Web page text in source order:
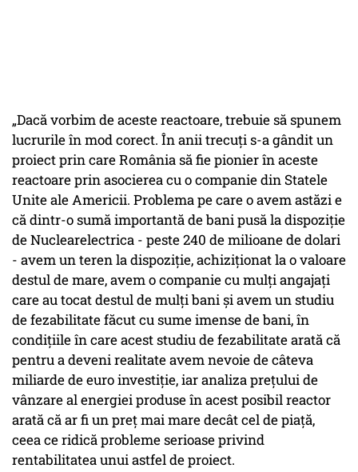
„Dacă vorbim de aceste reactoare, trebuie să spunem
lucrurile în mod corect. În anii trecuți s-a gândit un
proiect prin care România să fie pionier în aceste
reactoare prin asocierea cu o companie din Statele
Unite ale Americii. Problema pe care o avem astăzi e
că dintr-o sumă importantă de bani pusă la dispoziție
de Nuclearelectrica - peste 240 de milioane de dolari
- avem un teren la dispoziție, achiziționat la o valoare
destul de mare, avem o companie cu mulți angajați
care au tocat destul de mulți bani și avem un studiu
de fezabilitate făcut cu sume imense de bani, în
condițiile în care acest studiu de fezabilitate arată că
pentru a deveni realitate avem nevoie de câteva
miliarde de euro investiție, iar analiza prețului de
vânzare al energiei produse în acest posibil reactor
arată că ar fi un preț mai mare decât cel de piață,
ceea ce ridică probleme serioase privind
rentabilitatea unui astfel de proiect.